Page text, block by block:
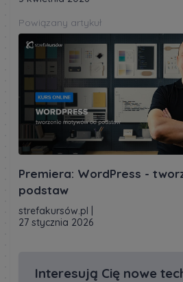
Powiązany artykuł
Premiera: WordPress -
podstaw
strefakursów.pl
27 stycznia 2026
Interesują Cię nowe